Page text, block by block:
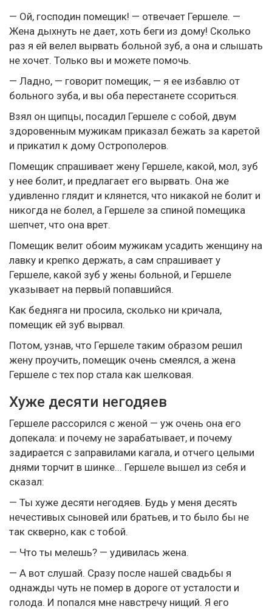
— Ой, господин помещик! — отвечает Гершеле. —
Жена дыхнуть не дает, хоть беги из дому! Сколько
раз я ей велел вырвать больной зуб, а она и слышать
не хочет. Только вы и можете помочь.
— Ладно, — говорит помещик, — я ее избавлю от
больного зуба, и вы оба перестанете ссориться.
Взял он щипцы, посадил Гершеле с собой, двум
здоровенным мужикам приказал бежать за каретой
и прикатил к дому Острополеров.
Помещик спрашивает жену Гершеле, какой, мол, зуб
у нее болит, и предлагает его вырвать. Она же
удивленно глядит и клянется, что никакой не болит и
никогда не болел, а Гершеле за спиной помещика
шепчет, что она врет.
Помещик велит обоим мужикам усадить женщину на
лавку и крепко держать, а сам спрашивает у
Гершеле, какой зуб у жены больной, и Гершеле
указывает на первый попавшийся.
Как бедняга ни просила, сколько ни кричала,
помещик ей зуб вырвал.
Потом, узнав, что Гершеле таким образом решил
жену проучить, помещик очень смеялся, а жена
Гершеле с тех пор стала как шелковая.
Хуже десяти негодяев
Гершеле рассорился с женой — уж очень она его
допекала: и почему не зарабатывает, и почему
задирается с заправилами кагала, и отчего целыми
днями торчит в шинке... Гершеле вышел из себя и
сказал:
— Ты хуже десяти негодяев. Будь у меня десять
нечестивых сыновей или братьев, и то было бы не
так скверно, как с тобой.
— Что ты мелешь? — удивилась жена.
— А вот слушай. Сразу после нашей свадьбы я
однажды чуть не помер в дороге от усталости и
голода. И попался мне навстречу нищий. Я его